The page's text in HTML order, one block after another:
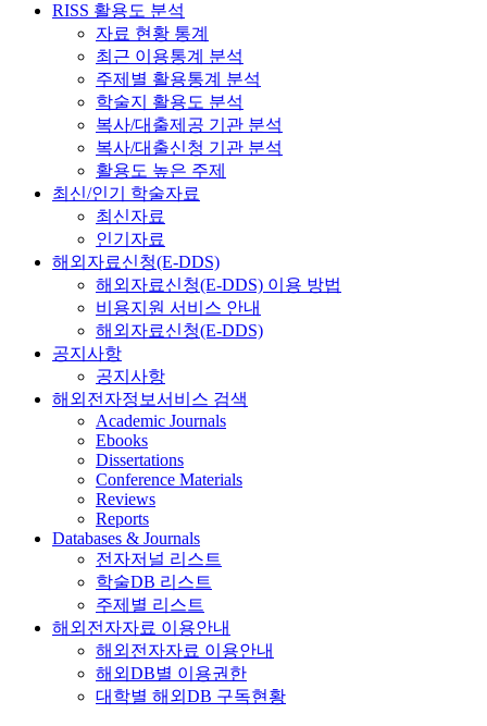
RISS 활용도 분석
자료 현황 통계
최근 이용통계 분석
주제별 활용통계 분석
학술지 활용도 분석
복사/대출제공 기관 분석
복사/대출신청 기관 분석
활용도 높은 주제
최신/인기 학술자료
최신자료
인기자료
해외자료신청(E-DDS)
해외자료신청(E-DDS) 이용 방법
비용지원 서비스 안내
해외자료신청(E-DDS)
공지사항
공지사항
해외전자정보서비스 검색
Academic Journals
Ebooks
Dissertations
Conference Materials
Reviews
Reports
Databases & Journals
전자저널 리스트
학술DB 리스트
주제별 리스트
해외전자자료 이용안내
해외전자자료 이용안내
해외DB별 이용권한
대학별 해외DB 구독현황